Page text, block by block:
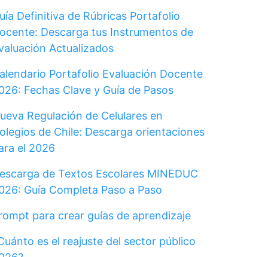
Definitiva de Rúbricas Portafolio
Descarga tus Instrumentos de
Actualizados
Portafolio Evaluación Docente
Fechas Clave y Guía de Pasos
Regulación de Celulares en
de Chile: Descarga orientaciones
el 2026
de Textos Escolares MINEDUC
Guía Completa Paso a Paso
para crear guías de aprendizaje
es el reajuste del sector público